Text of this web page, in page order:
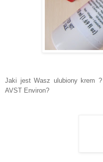
Jaki jest Wasz ulubiony krem
AVST Environ?